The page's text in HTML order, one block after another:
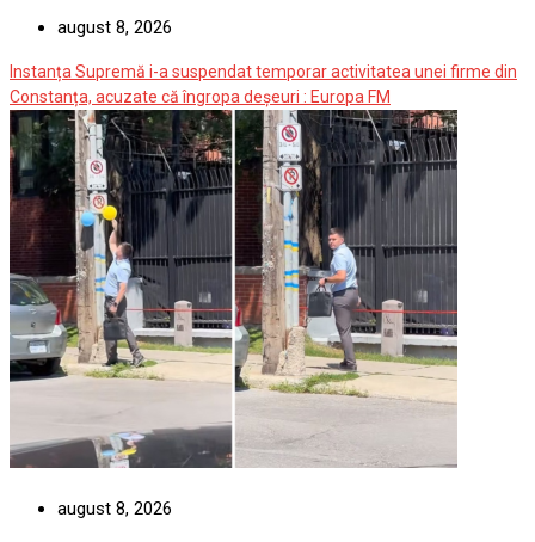
august 8, 2026
Instanța Supremă i-a suspendat temporar activitatea unei firme din
Constanța, acuzate că îngropa deșeuri : Europa FM
august 8, 2026